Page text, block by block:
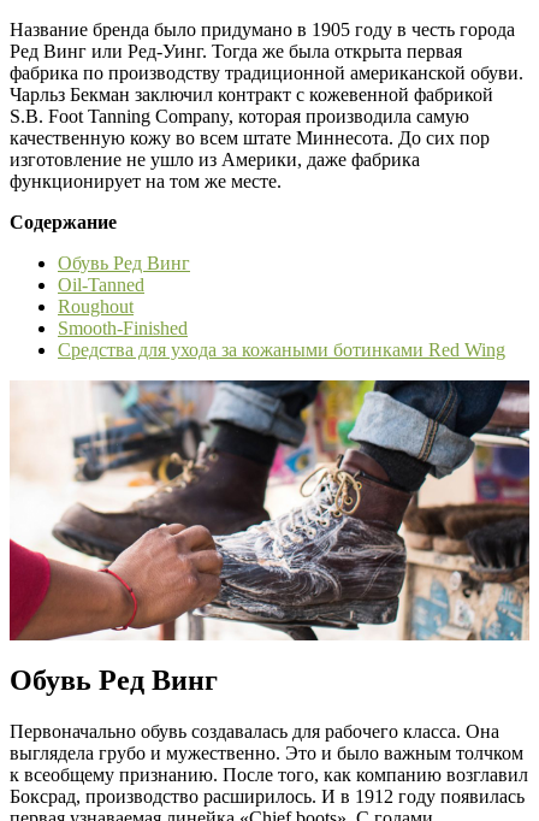
Название бренда было придумано в 1905 году в честь города
Ред Винг или Ред-Уинг. Тогда же была открыта первая
фабрика по производству традиционной американской обуви.
Чарльз Бекман заключил контракт с кожевенной фабрикой
S.B. Foot Tanning Company, которая производила самую
качественную кожу во всем штате Миннесота. До сих пор
изготовление не ушло из Америки, даже фабрика
функционирует на том же месте.
Содержание
Обувь Ред Винг
Oil-Tanned
Roughout
Smooth-Finished
Средства для ухода за кожаными ботинками Red Wing
Обувь Ред Винг
Первоначально обувь создавалась для рабочего класса. Она
выглядела грубо и мужественно. Это и было важным толчком
к всеобщему признанию. После того, как компанию возглавил
Боксрад, производство расширилось. И в 1912 году появилась